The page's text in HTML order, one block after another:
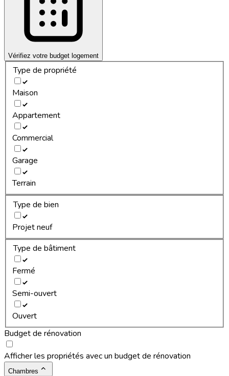
Vérifiez votre budget logement
Type de propriété
Maison
Appartement
Commercial
Garage
Terrain
Type de bien
Projet neuf
Type de bâtiment
Fermé
Semi-ouvert
Ouvert
Budget de rénovation
Afficher les propriétés avec un budget de rénovation
Chambres